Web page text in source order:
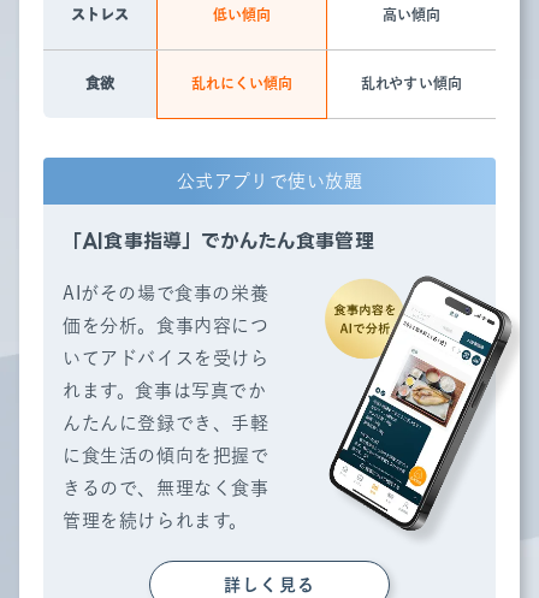
ストレス 低い傾向 高い傾向
食欲 乱れにくい傾向 乱れやすい傾向
公式アプリで使い放題
「AI食事指導」でかんたん食事管理
AIがその場で食事の栄養
価を分析。食事内容につ
いてアドバイスを受けら
れます。食事は写真でか
んたんに登録でき、手軽
に食生活の傾向を把握で
きるので、無理なく食事
管理を続けられます。
詳しく見る